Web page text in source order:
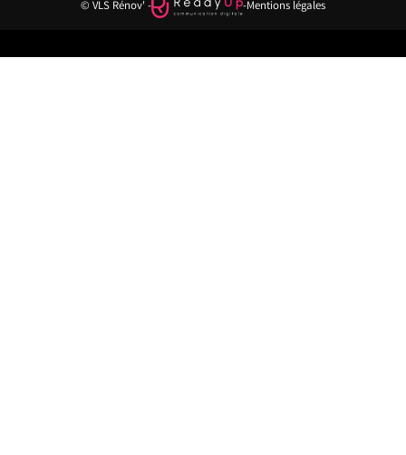
© VLS Rénov' - -Mentions légales